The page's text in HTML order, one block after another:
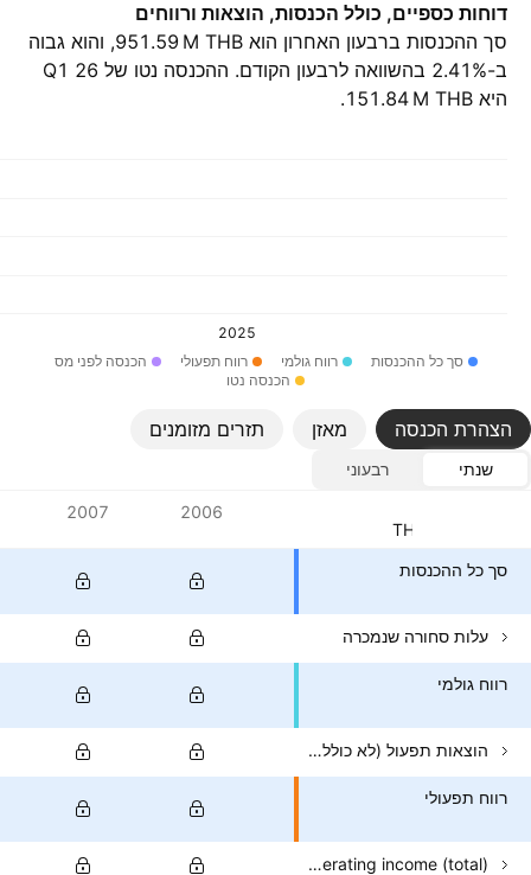
דוחות כספיים, כולל הכנסות, הוצאות ורווחים
סך ההכנסות ברבעון האחרון הוא ‪951.59 M‬ THB, והוא גבוה
ב-2.41% בהשוואה לרבעון הקודם. ההכנסה נטו של Q1 26
היא ‪151.84 M‬ THB.
2025
סך כל ההכנסות
רווח גולמי רווח תפעולי
הכנסה לפני מס
הכנסה נטו
הצהרת הכנסה מאזן תזרים מזומנים
שנתי
רבעוני
2006
2007
סך כל ההכנסות
עלות סחורה שנמכרה
רווח גולמי
הוצאות תפעול (לא כולל COGS)
רווח תפעולי
Non-operating income (total)